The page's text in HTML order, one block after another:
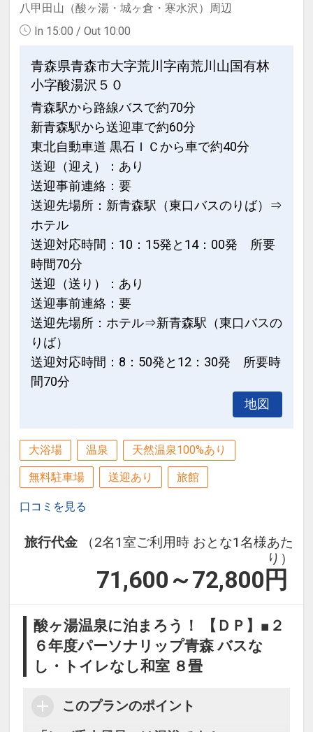
八甲田山（酸ヶ湯・城ヶ倉・寒水沢）周辺
In 15:00 / Out 10:00
青森県青森市大字荒川字南荒川山国有林
小字酸湯沢５０
青森駅から路線バスで約70分
新青森駅から送迎車で約60分
東北自動車道 黒石ＩＣから車で約40分
送迎（迎え）：あり
送迎事前連絡：要
送迎先場所：新青森駅（東口バスのりば）⇒
ホテル
送迎対応時間：10：15発と14：00発 所要
時間70分
送迎（送り）：あり
送迎事前連絡：要
送迎先場所：ホテル⇒新青森駅（東口バスの
りば）
送迎対応時間：8：50発と12：30発 所要時
間70分
地図
大浴場 温泉 天然温泉100%あり
無料駐車場 送迎あり 旅館
口コミを見る
旅行代金
（2名1室ご利用時 おとな1名様あた
り）
71,600～72,800 円
酸ヶ湯温泉に泊まろう！ 【ＤＰ】■２
６年度パーソナリップ青森 バスな
し・トイレなし和室 ８畳
このプランのポイント